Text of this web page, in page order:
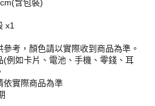
含包裝)
x1
考，顏色請以實際收到商品為準。
例如卡片、電池、手機、零錢、耳
依實際商品為準